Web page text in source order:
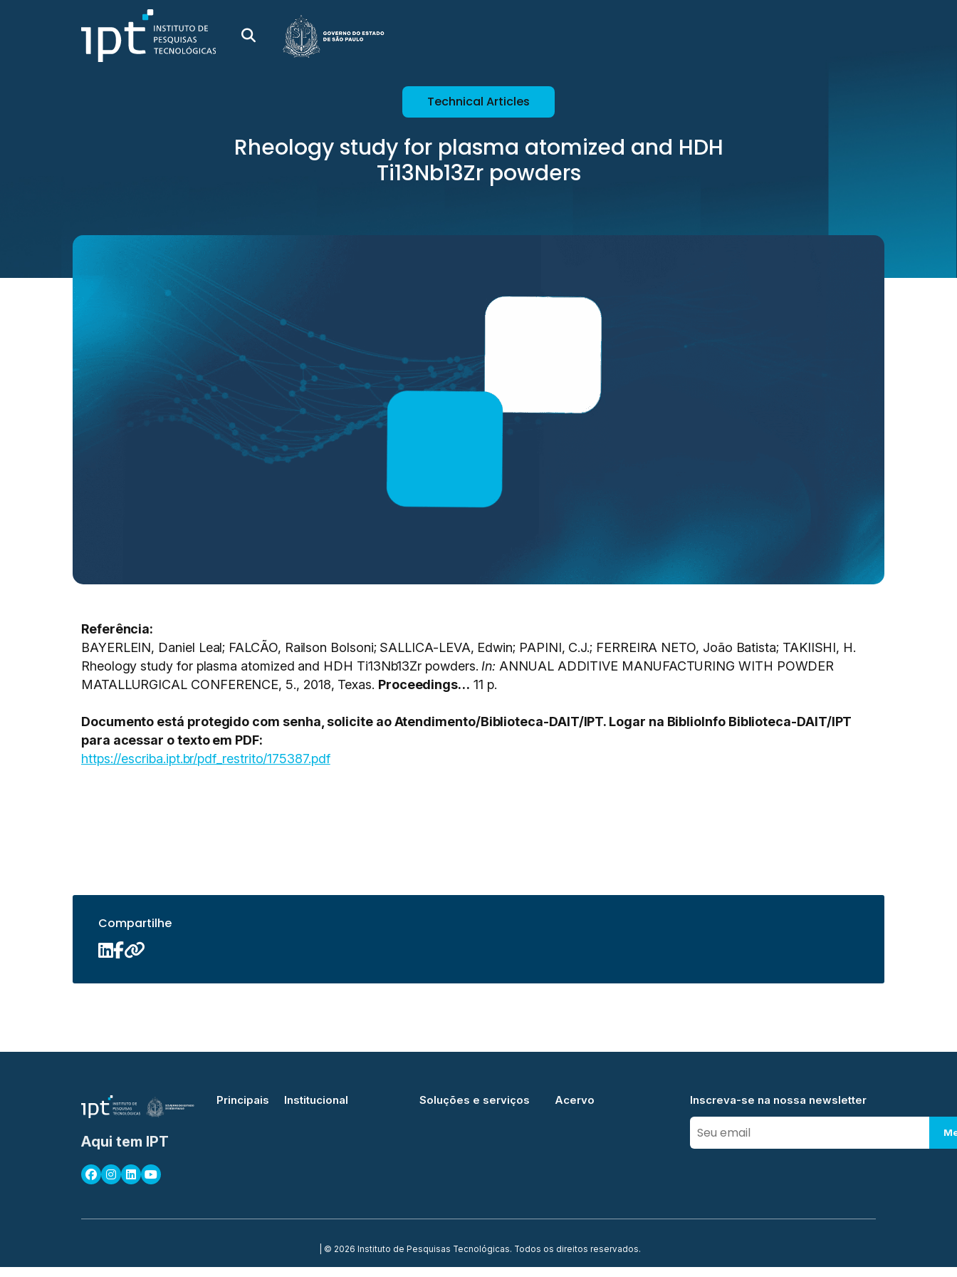
Technical Articles
Rheology study for plasma atomized and HDH
Ti13Nb13Zr powders
Referência:
BAYERLEIN, Daniel Leal; FALCÃO, Railson Bolsoni; SALLICA-LEVA, Edwin; PAPINI, C.J.; FERREIRA NETO, João Batista; TAKIISHI, H.
Rheology study for plasma atomized and HDH Ti13Nb13Zr powders. In: ANNUAL ADDITIVE MANUFACTURING WITH POWDER
MATALLURGICAL CONFERENCE, 5., 2018, Texas. Proceedings… 11 p.
Documento está protegido com senha, solicite ao Atendimento/Biblioteca-DAIT/IPT. Logar na BiblioInfo Biblioteca-DAIT/IPT
para acessar o texto em PDF:
https://escriba.ipt.br/pdf_restrito/175387.pdf
Compartilhe
Aqui tem IPT
Principais Institucional Soluções e serviços Acervo Inscreva-se na nossa newsletter
| © 2026 Instituto de Pesquisas Tecnológicas. Todos os direitos reservados.